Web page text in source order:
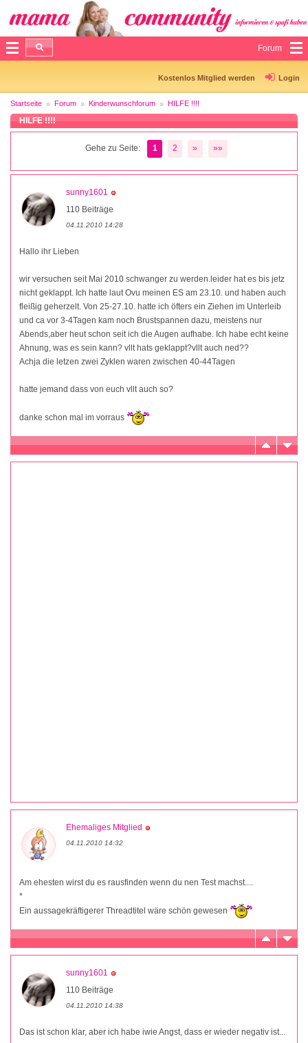
Forum
Kostenlos Mitglied werden Login
Startseite Forum Kinderwunschforum HILFE !!!!
HILFE !!!!
Gehe zu Seite: 1 2 » »»
sunny1601
110 Beiträge
04.11.2010 14:28
Hallo ihr Lieben
wir versuchen seit Mai 2010 schwanger zu werden.leider hat es bis jetz
nicht geklappt. Ich hatte laut Ovu meinen ES am 23.10. und haben auch
fleißig geherzelt. Von 25-27.10. hatte ich öfters ein Ziehen im Unterleib
und ca vor 3-4Tagen kam noch Brustspannen dazu, meistens nur
Abends,aber heut schon seit ich die Augen aufhabe. Ich habe echt keine
Ahnung, was es sein kann? vllt hats geklappt?vllt auch ned??
Achja die letzen zwei Zyklen waren zwischen 40-44Tagen
hatte jemand dass von euch vllt auch so?
danke schon mal im vorraus
Ehemaliges Mitglied
04.11.2010 14:32
Am ehesten wirst du es rausfinden wenn du nen Test machst....
*
Ein aussagekräftigerer Threadtitel wäre schön gewesen
sunny1601
110 Beiträge
04.11.2010 14:38
Das ist schon klar, aber ich habe iwie Angst, dass er wieder negativ ist...